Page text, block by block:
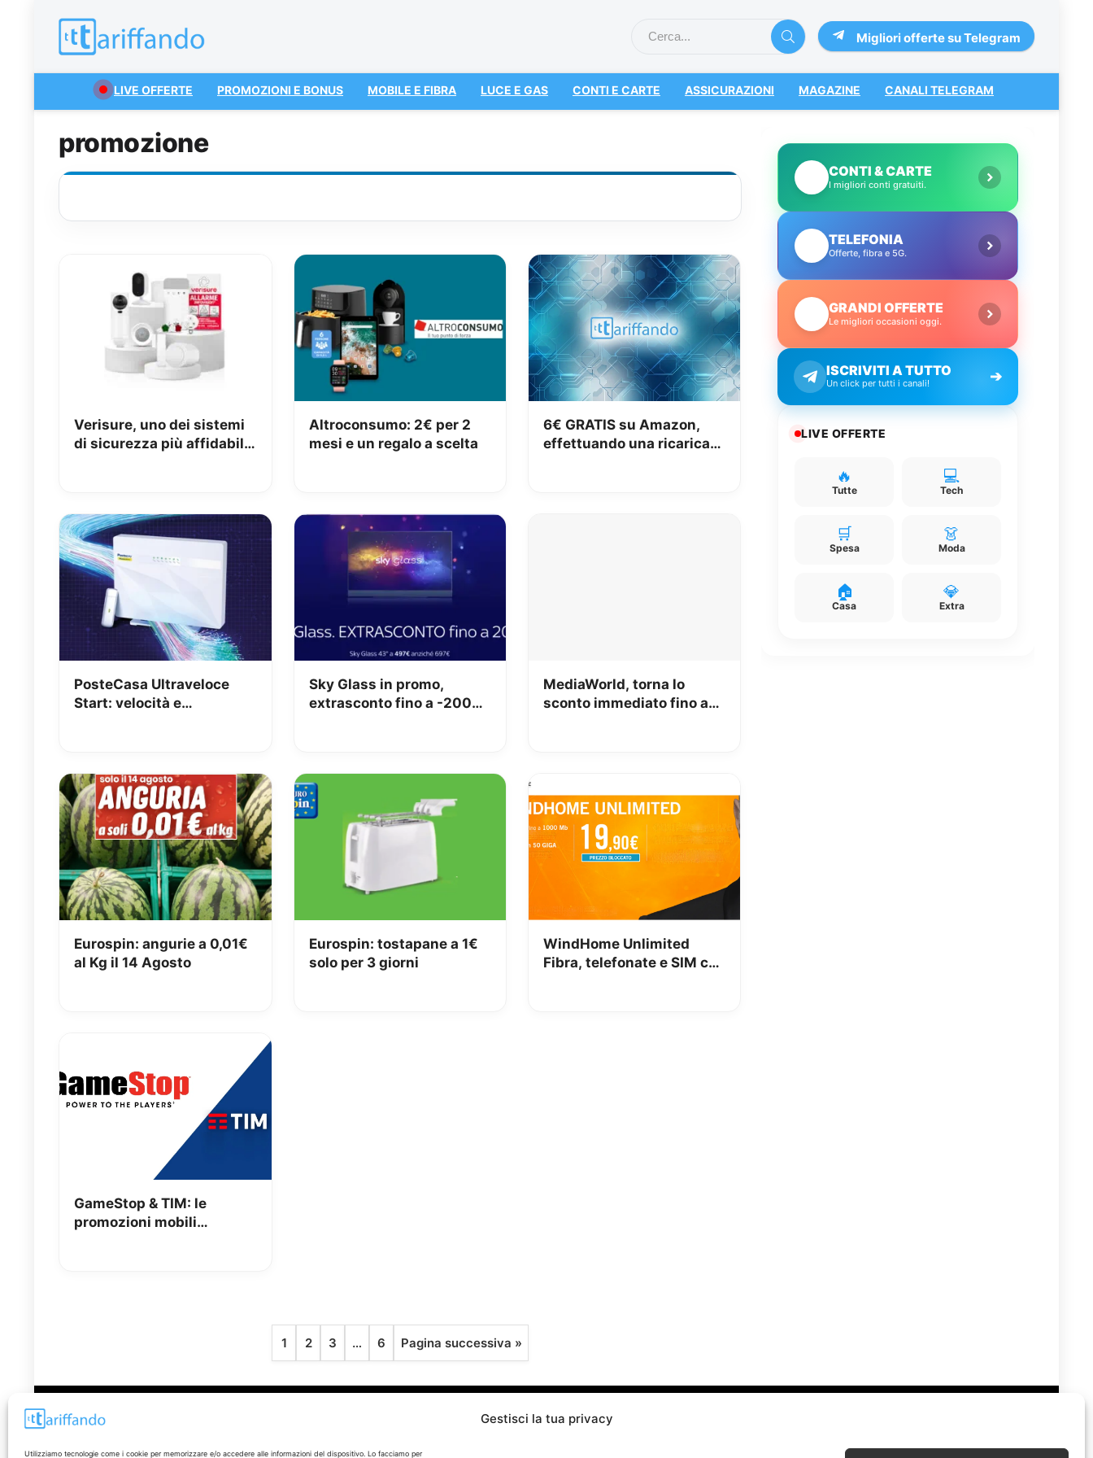
Gestisci la tua privacy
Utilizziamo tecnologie come i cookie per memorizzare e/o accedere alle informazioni del dispositivo. Lo facciamo per
Migliori offerte su Telegram
LIVE OFFERTE PROMOZIONI E BONUS MOBILE E FIBRA LUCE E GAS CONTI E CARTE ASSICURAZIONI MAGAZINE CANALI TELEGRAM
promozione
Verisure, uno dei sistemi
di sicurezza più affidabili,
Altroconsumo: 2€ per 2
mesi e un regalo a scelta
6€ GRATIS su Amazon,
effettuando una ricarica
PosteCasa Ultraveloce
Start: velocità e
Sky Glass in promo,
extrasconto fino a -200€
MediaWorld, torna lo
sconto immediato fino a
Eurospin: angurie a 0,01€
al Kg il 14 Agosto
Eurospin: tostapane a 1€
solo per 3 giorni
WindHome Unlimited
Fibra, telefonate e SIM con
GameStop & TIM: le
promozioni mobili
1 2 3 … 6 Pagina successiva »
CONTI & CARTE
I migliori conti gratuiti.
TELEFONIA
Offerte, fibra e 5G.
GRANDI OFFERTE
Le migliori occasioni oggi.
ISCRIVITI A TUTTO
Un click per tutti i canali! ➔
LIVE OFFERTE
🔥
Tutte
💻
Tech
🛒
Spesa
👗
Moda
🏠
Casa
💎
Extra
Disclaimer